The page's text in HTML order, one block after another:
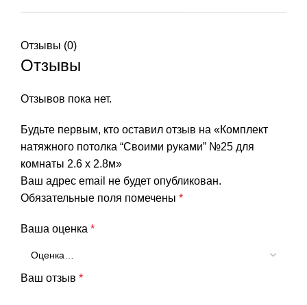
Отзывы (0)
Отзывы
Отзывов пока нет.
Будьте первым, кто оставил отзыв на «Комплект
натяжного потолка “Своими руками” №25 для
комнаты 2.6 х 2.8м»
Ваш адрес email не будет опубликован.
Обязательные поля помечены *
Ваша оценка *
Ваш отзыв *